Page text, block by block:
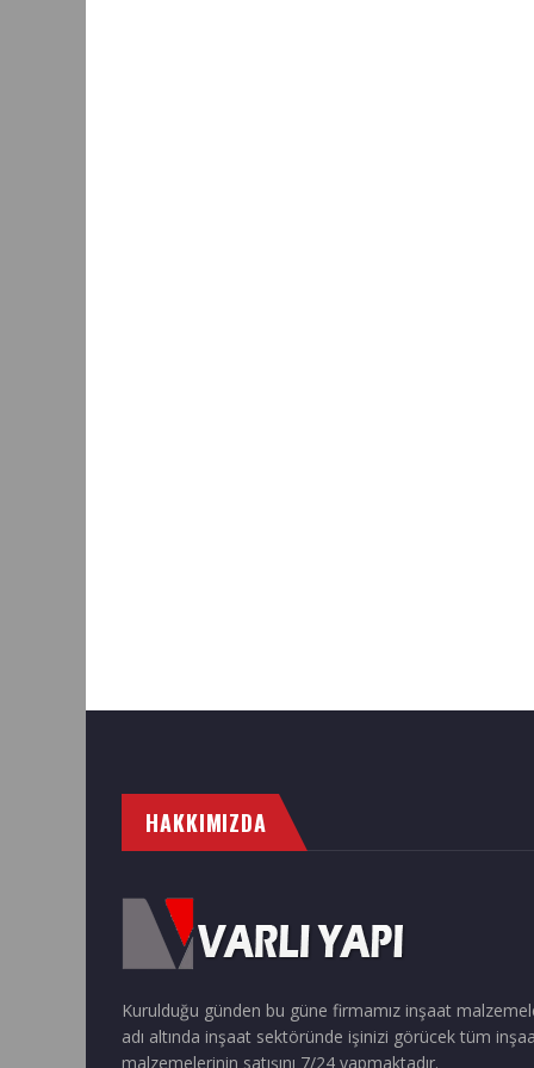
HAKKIMIZDA
Kurulduğu günden bu güne firmamız inşaat
adı altında inşaat sektöründe işinizi görücek tüm
malzemelerinin satışını 7/24 yapmaktadır.